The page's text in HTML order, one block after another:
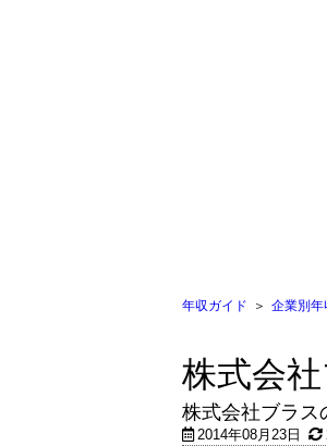
年収ガイド ＞ 企業別年
株式会
株式会社ブラス
2014年08月23日